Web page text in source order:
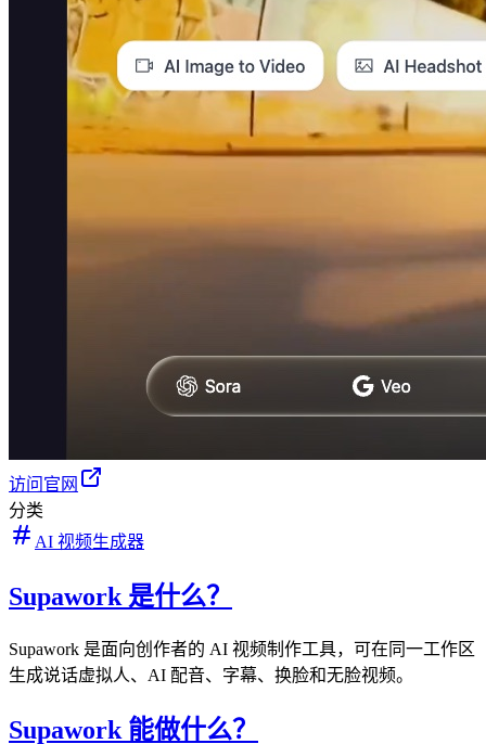
访问官网
分类
AI 视频生成器
Supawork 是什么？
Supawork 是面向创作者的 AI 视频制作工具，可在同一工作区
生成说话虚拟人、AI 配音、字幕、换脸和无脸视频。
Supawork 能做什么？